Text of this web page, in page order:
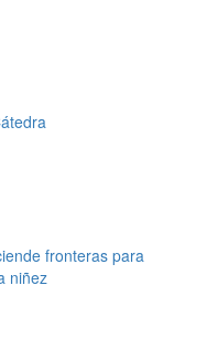
fronteras para
niñez